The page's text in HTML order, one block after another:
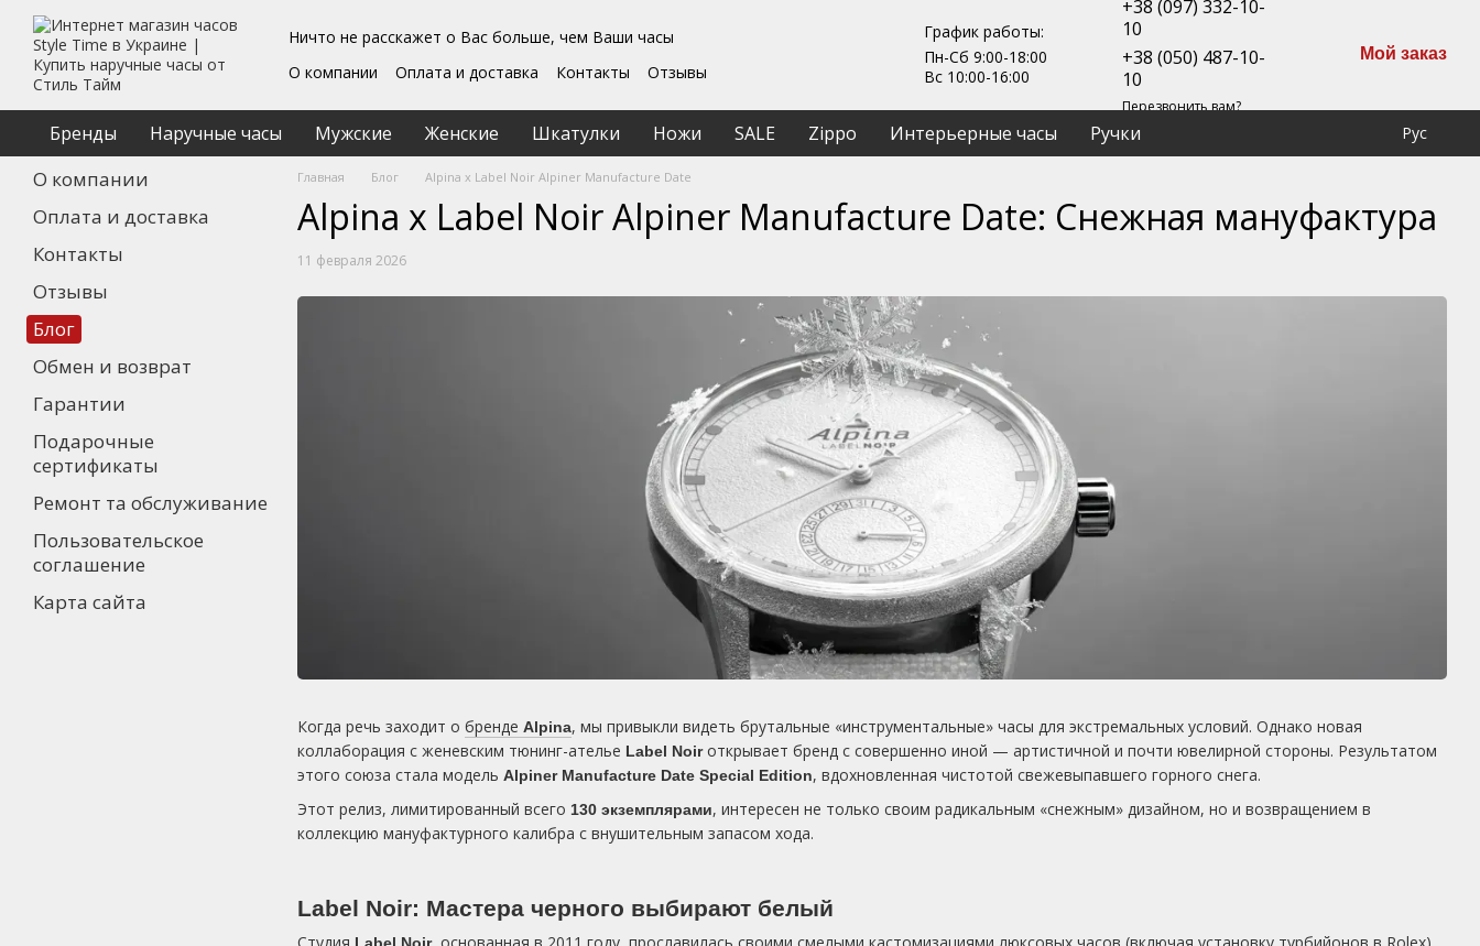
Перейти к основному контенту
Ничто не расскажет о Вас больше, чем Ваши часы
О компании
Оплата и доставка Контакты
Отзывы
Пользовательское соглашение
График работы:
Пн-Сб 9:00-18:00
Вс 10:00-16:00
+38 (097) 332-10-
10
+38 (050) 487-10-
10
Перезвонить вам?
Мой заказ
Бренды Наручные часы Мужские Женские Шкатулки Ножи SALE Zippo Интерьерные часы Ручки Рус
Главная Блог Alpina x Label Noir Alpiner Manufacture Date
Alpina x Label Noir Alpiner Manufacture Date: Снежная мануфактура
11 февраля 2026
Когда речь заходит о бренде Alpina, мы привыкли видеть брутальные «инструментальные» часы для экстремальных условий. Однако новая
коллаборация с женевским тюнинг-ателье Label Noirоткрывает бренд с совершенно иной — артистичной и почти ювелирной стороны. Результатом
этого союза стала модель Alpiner Manufacture Date Special Edition, вдохновленная чистотой свежевыпавшего горного снега.
Этот релиз, лимитированный всего 130 экземплярами, интересен не только своим радикальным «снежным» дизайном, но и возвращением в
коллекцию мануфактурного калибра с внушительным запасом хода.
Label Noir: Мастера черного выбирают белый
О компании
Оплата и доставка
Контакты
Отзывы
Блог
Обмен и возврат
Гарантии
Подарочные
сертификаты
Ремонт та обслуживание
Пользовательское
соглашение
Карта сайта